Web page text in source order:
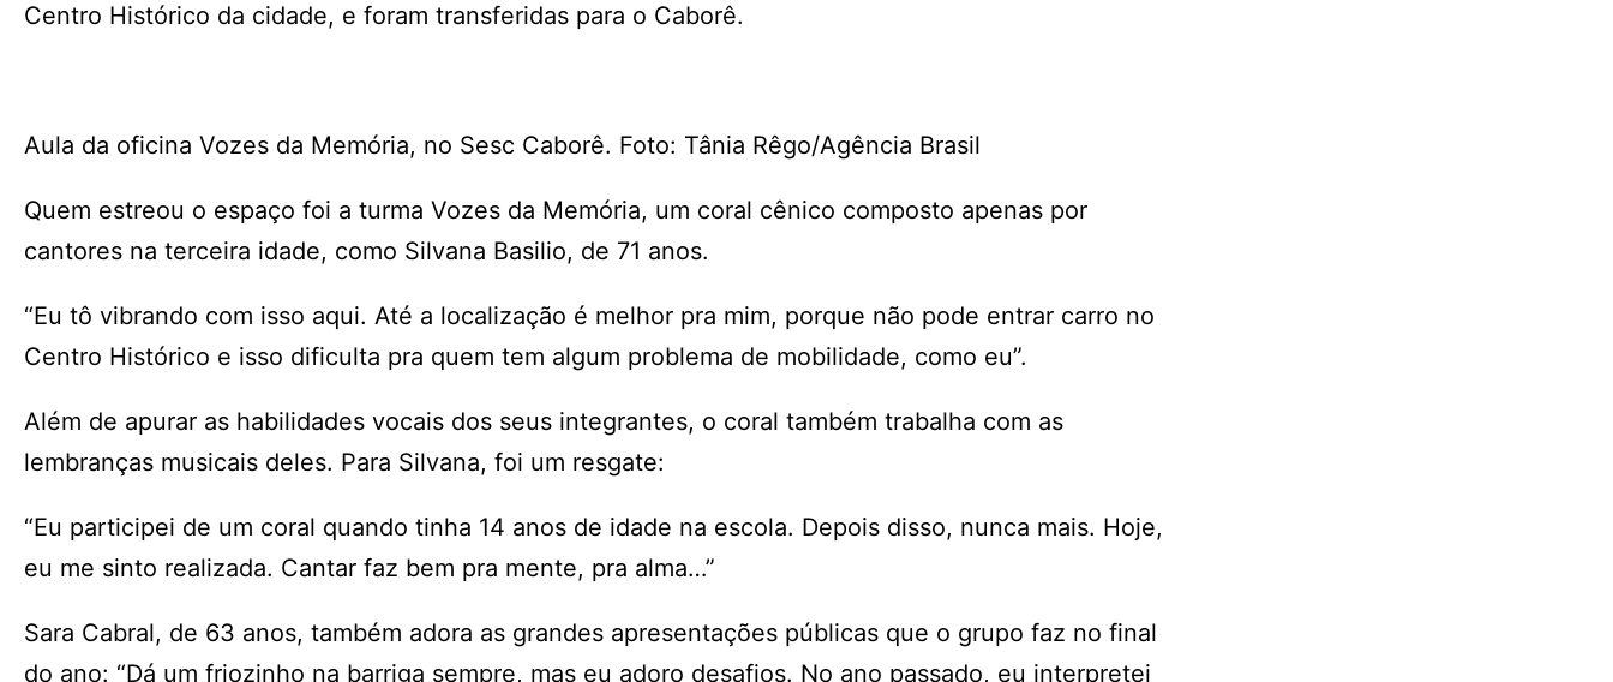
Centro Histórico da cidade, e foram transferidas para o Caborê.
Aula da oficina Vozes da Memória, no Sesc Caborê. Foto: Tânia Rêgo/Agência Brasil
Quem estreou o espaço foi a turma Vozes da Memória, um coral cênico composto apenas por
cantores na terceira idade, como Silvana Basilio, de 71 anos.
“Eu tô vibrando com isso aqui. Até a localização é melhor pra mim, porque não pode entrar carro no
Centro Histórico e isso dificulta pra quem tem algum problema de mobilidade, como eu”.
Além de apurar as habilidades vocais dos seus integrantes, o coral também trabalha com as
lembranças musicais deles. Para Silvana, foi um resgate:
“Eu participei de um coral quando tinha 14 anos de idade na escola. Depois disso, nunca mais. Hoje,
eu me sinto realizada. Cantar faz bem pra mente, pra alma…”
Sara Cabral, de 63 anos, também adora as grandes apresentações públicas que o grupo faz no final
do ano: “Dá um friozinho na barriga sempre, mas eu adoro desafios. No ano passado, eu interpretei